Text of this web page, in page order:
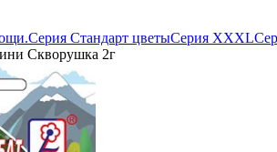
.Серия Стандарт цветыСерия XXXL
Скворушка 2г